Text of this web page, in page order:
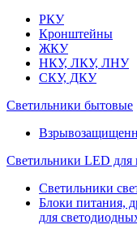
РКУ
Кронштейны
ЖКУ
НКУ, ЛКУ, ЛНУ
СКУ, ДКУ
Светильники бытовые
Светильники LED для
Светильники
Блоки питания,
для